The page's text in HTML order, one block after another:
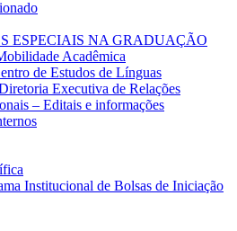
ESPECIAIS NA GRADUAÇÃO
Acadêmica
de Estudos de Línguas
Executiva de Relações
– Editais e informações
Institucional de Bolsas de Iniciação